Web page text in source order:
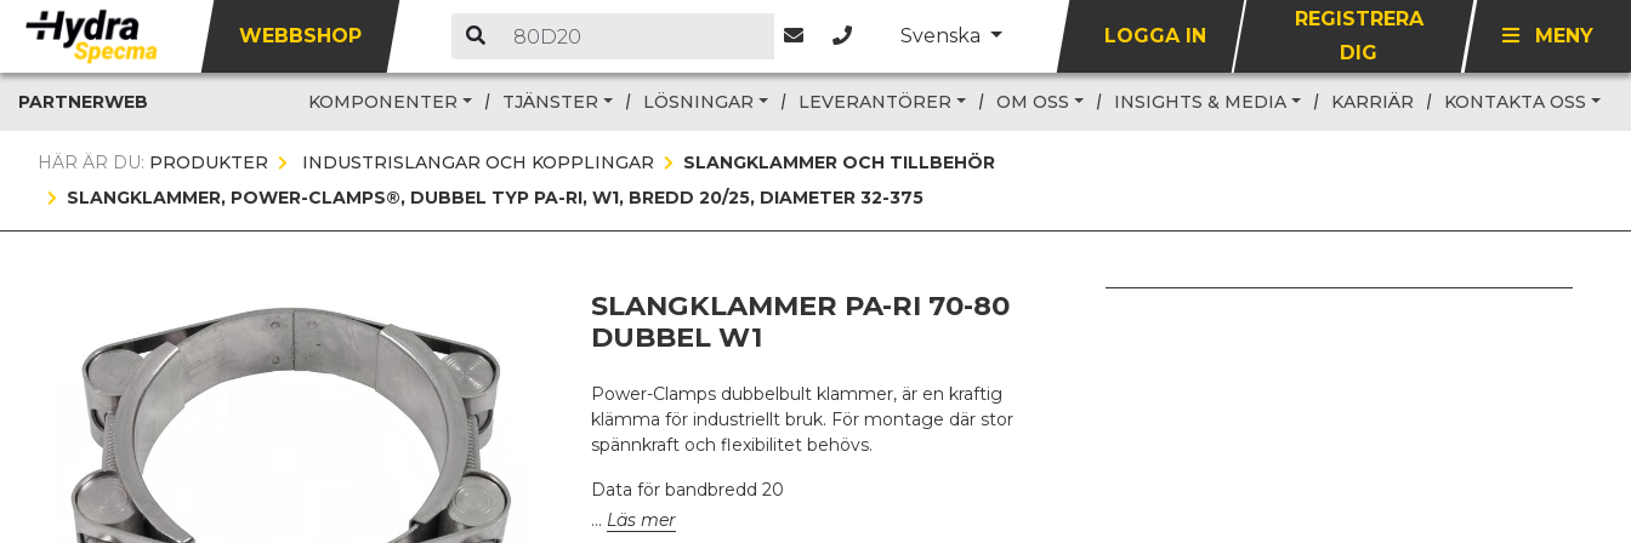
WEBBSHOP Svenska LOGGA IN
REGISTRERA
DIG
MENY
PARTNERWEB KOMPONENTER TJÄNSTER LÖSNINGAR LEVERANTÖRER OM OSS INSIGHTS & MEDIA KARRIÄR KONTAKTA OSS
HÄR ÄR DU: PRODUKTER INDUSTRISLANGAR OCH KOPPLINGAR
SLANGKLAMMER OCH TILLBEHÖR
SLANGKLAMMER, POWER-CLAMPS®, DUBBEL TYP PA-RI, W1, BREDD 20/25, DIAMETER 32-375
SLANGKLAMMER PA-RI 70-80
DUBBEL W1
Power-Clamps dubbelbult klammer, är en kraftig
klämma för industriellt bruk. För montage där stor
spännkraft och flexibilitet behövs.
Data för bandbredd 20
W1 Insexbult M6 x 45, DIN 912, 8.8
Läs mer